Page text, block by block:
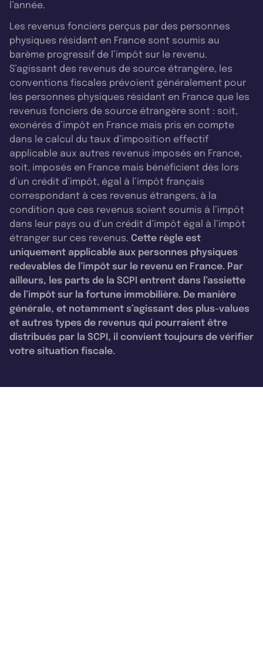
l’année.
Les revenus fonciers perçus par des personnes
physiques résidant en France sont soumis au
barème progressif de l’impôt sur le revenu.
S’agissant des revenus de source étrangère, les
conventions fiscales prévoient généralement pour
les personnes physiques résidant en France que les
revenus fonciers de source étrangère sont : soit,
exonérés d’impôt en France mais pris en compte
dans le calcul du taux d’imposition effectif
applicable aux autres revenus imposés en France,
soit, imposés en France mais bénéficient dès lors
d’un crédit d’impôt, égal à l’impôt français
correspondant à ces revenus étrangers, à la
condition que ces revenus soient soumis à l’impôt
dans leur pays ou d’un crédit d’impôt égal à l’impôt
étranger sur ces revenus. Cette règle est
uniquement applicable aux personnes physiques
redevables de l’impôt sur le revenu en France. Par
ailleurs, les parts de la SCPI entrent dans l’assiette
de l’impôt sur la fortune immobilière. De manière
générale, et notamment s’agissant des plus-values
et autres types de revenus qui pourraient être
distribués par la SCPI, il convient toujours de vérifier
votre situation fiscale.